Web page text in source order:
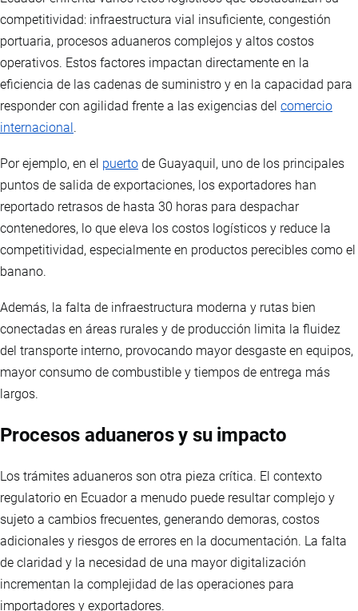
competitividad: infraestructura vial insuficiente, congestión
portuaria, procesos aduaneros complejos y altos costos
operativos. Estos factores impactan directamente en la
eficiencia de las cadenas de suministro y en la capacidad para
responder con agilidad frente a las exigencias del comercio
internacional.
Por ejemplo, en el puerto de Guayaquil, uno de los principales
puntos de salida de exportaciones, los exportadores han
reportado retrasos de hasta 30 horas para despachar
contenedores, lo que eleva los costos logísticos y reduce la
competitividad, especialmente en productos perecibles como el
banano.
Además, la falta de infraestructura moderna y rutas bien
conectadas en áreas rurales y de producción limita la fluidez
del transporte interno, provocando mayor desgaste en equipos,
mayor consumo de combustible y tiempos de entrega más
largos.
Procesos aduaneros y su impacto
Los trámites aduaneros son otra pieza crítica. El contexto
regulatorio en Ecuador a menudo puede resultar complejo y
sujeto a cambios frecuentes, generando demoras, costos
adicionales y riesgos de errores en la documentación. La falta
de claridad y la necesidad de una mayor digitalización
incrementan la complejidad de las operaciones para
importadores y exportadores.